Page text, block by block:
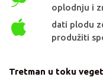
oplodnju i
dati plodu
produžiti
Tretman u toku